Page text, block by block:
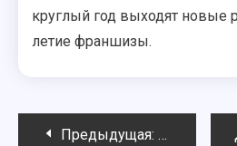
круглый год выходят новые
летие франшизы.
Навигация
Предыдущая: